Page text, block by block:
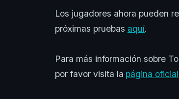
Los jugadores ahora pueden
próximas pruebas aquí.
Para más información sobre
por favor visita la página oficial